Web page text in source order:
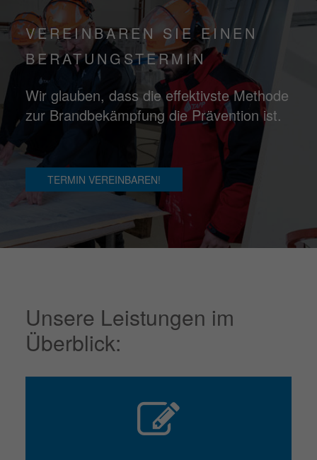
VEREINBAREN SIE EINEN
BERATUNGSTERMIN
Wir glauben, dass die effektivste Methode
zur Brandbekämpfung die Prävention ist.
TERMIN VEREINBAREN!
Unsere Leistungen im
Überblick: